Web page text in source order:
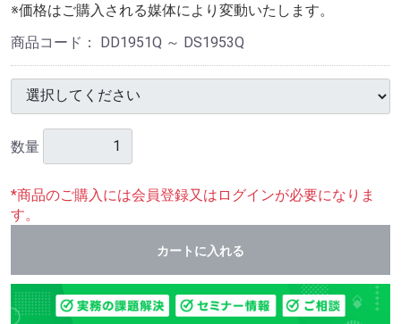
※価格はご購入される媒体により変動いたします。
商品コード： DD1951Q ～ DS1953Q
数量
*商品のご購入には会員登録又はログインが必要になりま
す。
カートに入れる